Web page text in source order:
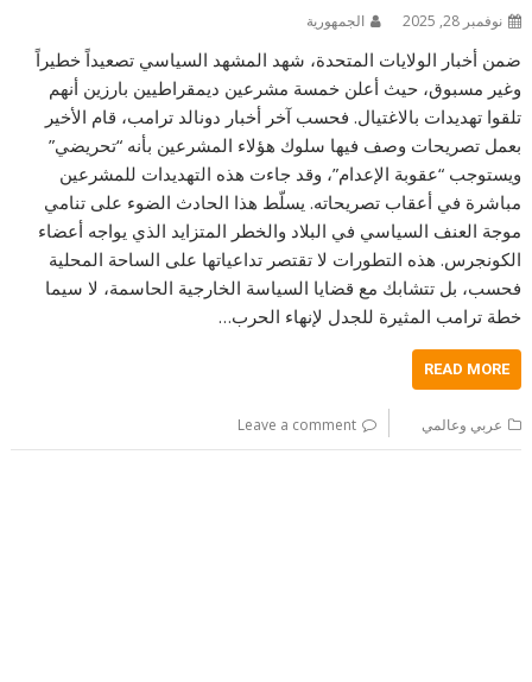
نوفمبر 28, 2025 الجمهورية
ضمن أخبار الولايات المتحدة، شهد المشهد السياسي تصعيداً خطيراً
وغير مسبوق، حيث أعلن خمسة مشرعين ديمقراطيين بارزين أنهم
تلقوا تهديدات بالاغتيال. فحسب آخر أخبار دونالد ترامب، قام الأخير
بعمل تصريحات وصف فيها سلوك هؤلاء المشرعين بأنه “تحريضي”
ويستوجب “عقوبة الإعدام”، وقد جاءت هذه التهديدات للمشرعين
مباشرة في أعقاب تصريحاته. يسلّط هذا الحادث الضوء على تنامي
موجة العنف السياسي في البلاد والخطر المتزايد الذي يواجه أعضاء
الكونجرس. هذه التطورات لا تقتصر تداعياتها على الساحة المحلية
فحسب، بل تتشابك مع قضايا السياسة الخارجية الحاسمة، لا سيما
خطة ترامب المثيرة للجدل لإنهاء الحرب…
READ MORE
عربي وعالمي Leave a comment